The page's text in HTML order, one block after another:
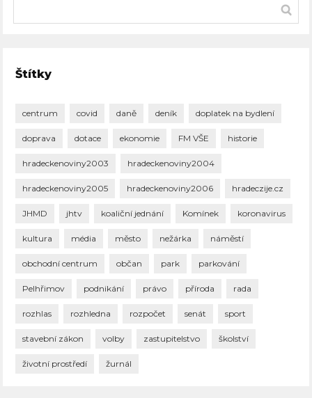
Štítky
centrum covid daně deník doplatek na bydlení
doprava dotace ekonomie FM VŠE historie
hradeckenoviny2003 hradeckenoviny2004
hradeckenoviny2005 hradeckenoviny2006 hradeczije.cz
JHMD jhtv koaliční jednání Komínek koronavirus
kultura média město nežárka náměstí
obchodní centrum občan park parkování
Pelhřimov podnikání právo příroda rada
rozhlas rozhledna rozpočet senát sport
stavební zákon volby zastupitelstvo školství
životní prostředí žurnál